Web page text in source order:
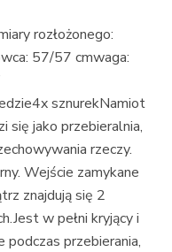
rozłożonego:
57/57 cmwaga:
sznurekNamiot
jako przebieralnia,
rzeczy.
Wejście zamykane
znajdują się 2
w pełni kryjący i
podczas przebierania,